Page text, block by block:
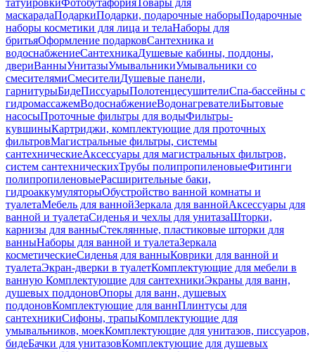
татуировкиФотобутафорияТовары для
маскарадаПодаркиПодарки, подарочные наборыПодарочные
наборы косметики для лица и телаНаборы для
бритьяОформление подарковСантехника и
водоснабжениеСантехникаДушевые кабины, поддоны,
двериВанныУнитазыУмывальникиУмывальники со
смесителямиСмесителиДушевые панели,
гарнитурыБидеПиссуарыПолотенцесушителиСпа-бассейны с
гидромассажемВодоснабжениеВодонагревателиБытовые
насосыПроточные фильтры для водыФильтры-
кувшиныКартриджи, комплектующие для проточных
фильтровМагистральные фильтры, системы
сантехническиеАксессуары для магистральных фильтров,
систем сантехническихТрубы полипропиленовыеФитинги
полипропиленовыеРасширительные баки,
гидроаккумуляторыОбустройство ванной комнаты и
туалетаМебель для ваннойЗеркала для ваннойАксессуары для
ванной и туалетаСиденья и чехлы для унитазаШторки,
карнизы для ванныСтеклянные, пластиковые шторки для
ванныНаборы для ванной и туалетаЗеркала
косметическиеСиденья для ванныКоврики для ванной и
туалетаЭкран-дверки в туалетКомплектующие для мебели в
ванную Комплектующие для сантехникиЭкраны для ванн,
душевых поддоновОпоры для ванн, душевых
поддоновКомплектующие для ваннПлинтусы для
сантехникиСифоны, трапыКомплектующие для
умывальников, моекКомплектующие для унитазов, писсуаров,
бидеБачки для унитазовКомплектующие для душевых